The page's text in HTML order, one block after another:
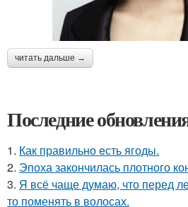
читать дальше →
Последние
1. Как правильно eсть ягоды.
2. Эпоха закончилась плотного
3. Я всё чаще думаю, что перед
то поменять в волосах.